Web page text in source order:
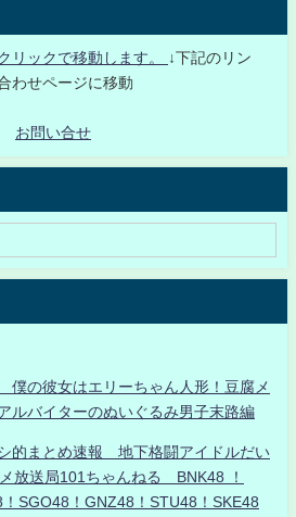
リックで移動します。
↓下記のリン
わせページに移動
お問い合せ
の彼女はエリーちゃん人形！豆腐メ
ルバイターのぬいぐるみ男子末路編
的まとめ速報 地下格闘アイドルだい
放送局101ちゃんねる BNK48 ！
SGO48！GNZ48！STU48！SKE48